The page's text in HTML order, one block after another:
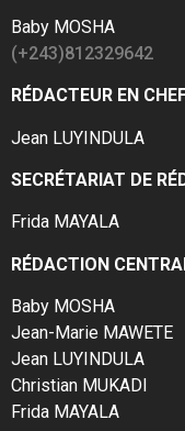
Baby MOSHA
(+243)812329642
RÉDACTEUR EN
Jean LUYINDULA
SECRÉTARIAT DE
Frida MAYALA
RÉDACTION
Baby MOSHA
Jean-Marie MAWETE
Jean LUYINDULA
Christian MUKADI
Frida MAYALA